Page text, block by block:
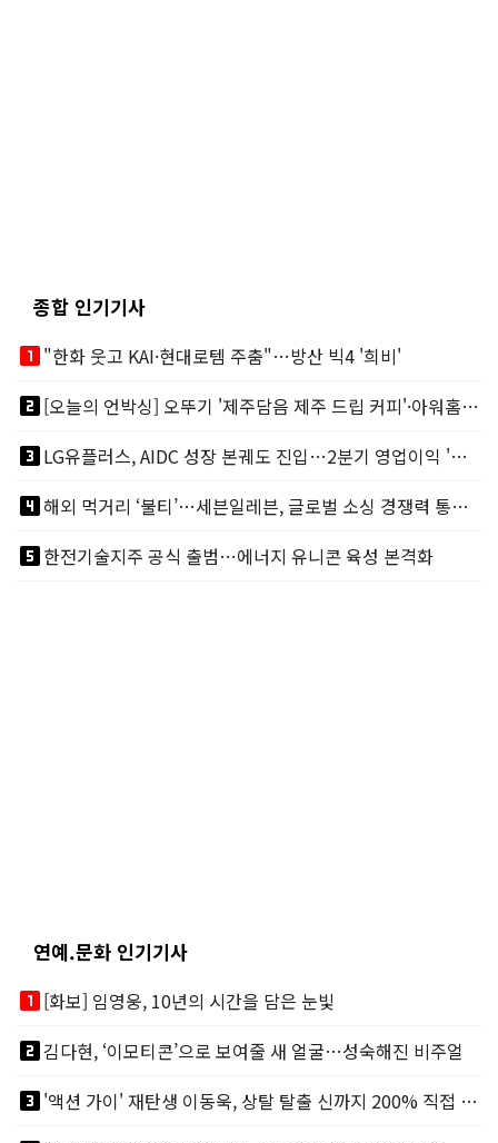
종합 인기기사
looks_one"한화 웃고 KAI·현대로템 주춤"…방산 빅4 '희비'
looks_two
[오늘의 언박싱] 오뚜기 '제주담음 제주 드립 커피'·아워홈 ‘갓석박지’ 外
looks_3
LG유플러스, AIDC 성장 본궤도 진입…2분기 영업이익 '역대 최대'
looks_4
해외 먹거리 ‘불티’…세븐일레븐, 글로벌 소싱 경쟁력 통했다
looks_5한전기술지주 공식 출범…에너지 유니콘 육성 본격화
연예.문화 인기기사
looks_one[화보] 임영웅, 10년의 시간을 담은 눈빛
looks_two김다현, ‘이모티콘’으로 보여줄 새 얼굴…성숙해진 비주얼
looks_3
'액션 가이' 재탄생 이동욱, 상탈 탈출 신까지 200% 직접 소화